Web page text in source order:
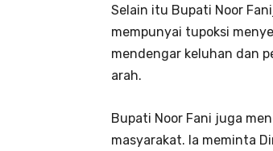
Selain itu Bupati Noor
mempunyai tupoksi
mendengar keluhan dan
arah.
Bupati Noor Fani juga
masyarakat. Ia meminta